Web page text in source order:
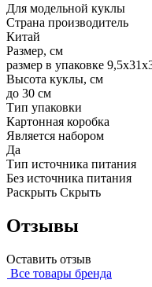
Для модельной куклы
Страна производитель
Китай
Размер, см
размер в упаковке
Высота куклы, см
до 30 см
Тип упаковки
Картонная коробка
Является набором
Да
Тип источника питания
Без источника питания
Раскрыть Скрыть
Отзывы
Оставить отзыв
Все товары бренда